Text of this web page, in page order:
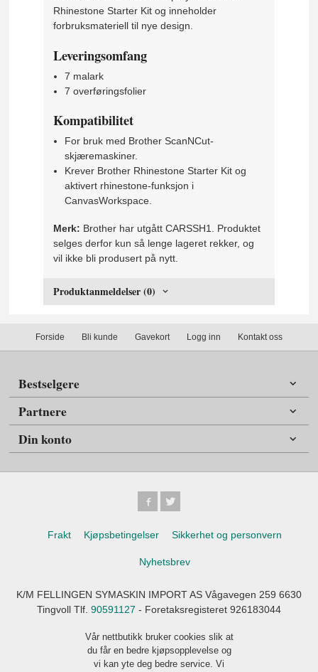
Rhinestone Starter Kit og inneholder
forbruksmateriell til nye design.
Leveringsomfang
7 malark
7 overføringsfolier
Kompatibilitet
For bruk med Brother ScanNCut-
skjæremaskiner.
Krever Brother Rhinestone Starter Kit og
aktivert rhinestone-funksjon i
CanvasWorkspace.
Merk: Brother har utgått CARSSH1. Produktet
selges derfor kun så lenge lageret rekker, og
vil ikke bli produsert på nytt.
Produktanmeldelser (0)
Forside Bli kunde Gavekort Logg inn Kontakt oss
Bestselgere
Partnere
Din konto
Frakt Kjøpsbetingelser Sikkerhet og personvern
Nyhetsbrev
K/M FELLINGEN SYMASKIN IMPORT AS Vågavegen 259 6630
Tingvoll Tlf. 90591127 - Foretaksregisteret 926183044
Vår nettbutikk bruker cookies slik at
du får en bedre kjøpsopplevelse og
vi kan yte deg bedre service. Vi